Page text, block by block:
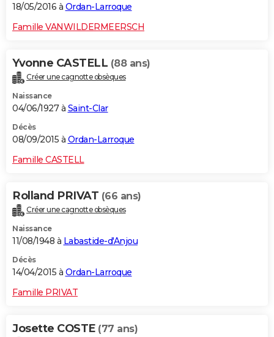
18/05/2016 à Ordan-Larroque
Famille VANWILDERMEERSCH
Yvonne CASTELL (88 ans)
Créer une cagnotte obsèques
Naissance
04/06/1927 à Saint-Clar
Décès
08/09/2015 à Ordan-Larroque
Famille CASTELL
Rolland PRIVAT (66 ans)
Créer une cagnotte obsèques
Naissance
11/08/1948 à Labastide-d'Anjou
Décès
14/04/2015 à Ordan-Larroque
Famille PRIVAT
Josette COSTE (77 ans)